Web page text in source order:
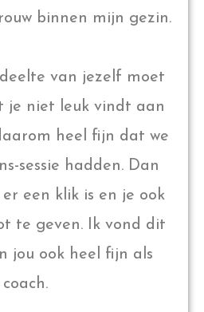
binnen mijn gezin.
van jezelf moet
je niet leuk vindt aan
heel fijn dat we
sessie hadden. Dan
een klik is en je ook
te geven. Ik vond dit
jou ook heel fijn als
coach.